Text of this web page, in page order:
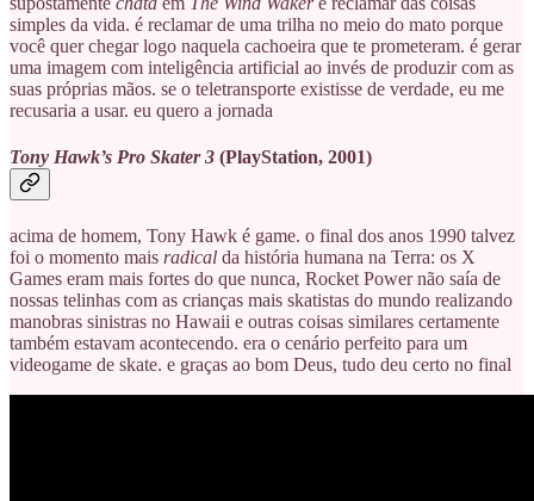
simples da vida. é reclamar de uma trilha no meio do mato porque
você quer chegar logo naquela cachoeira que te prometeram. é gerar
uma imagem com inteligência artificial ao invés de produzir com as
suas próprias mãos. se o teletransporte existisse de verdade, eu me
recusaria a usar. eu quero a jornada
Tony Hawk’s Pro Skater 3 (PlayStation, 2001)
acima de homem, Tony Hawk é game. o final dos anos 1990 talvez
foi o momento mais radical da história humana na Terra: os X
Games eram mais fortes do que nunca, Rocket Power não saía de
nossas telinhas com as crianças mais skatistas do mundo realizando
manobras sinistras no Hawaii e outras coisas similares certamente
também estavam acontecendo. era o cenário perfeito para um
videogame de skate. e graças ao bom Deus, tudo deu certo no final